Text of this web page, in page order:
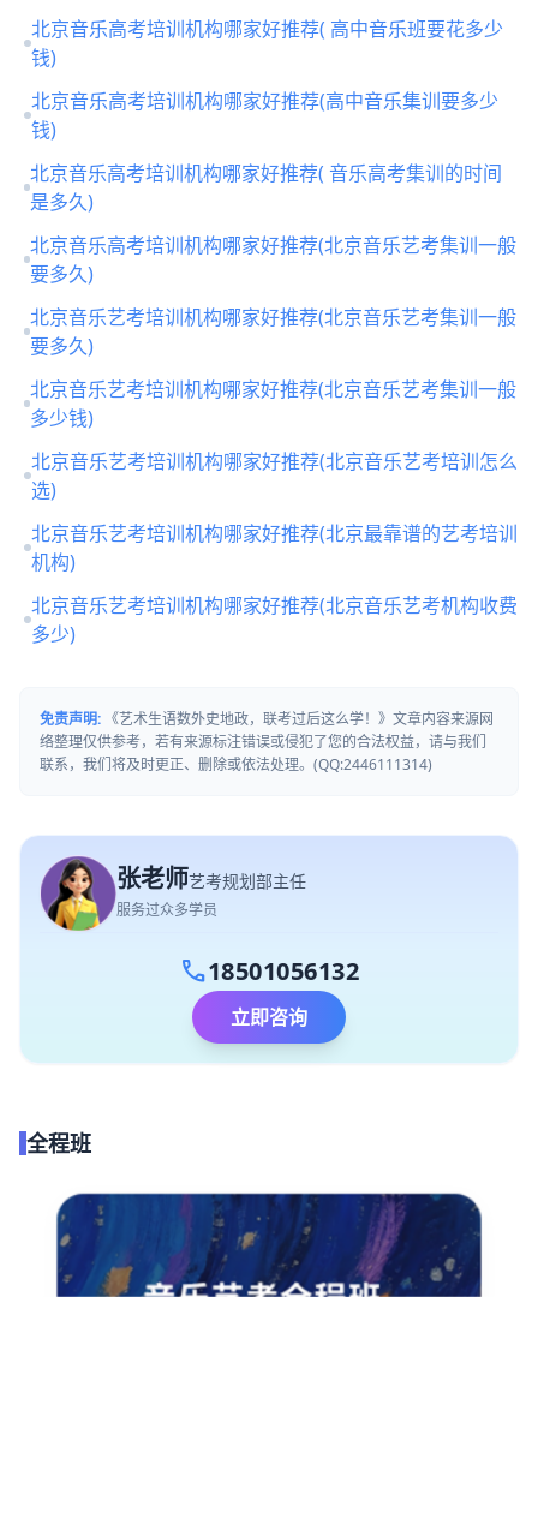
北京音乐高考培训机构哪家好推荐( 高中音乐班要花多少
钱)
北京音乐高考培训机构哪家好推荐(高中音乐集训要多少
钱)
北京音乐高考培训机构哪家好推荐( 音乐高考集训的时间
是多久)
北京音乐高考培训机构哪家好推荐(北京音乐艺考集训一般
要多久)
北京音乐艺考培训机构哪家好推荐(北京音乐艺考集训一般
要多久)
北京音乐艺考培训机构哪家好推荐(北京音乐艺考集训一般
多少钱)
北京音乐艺考培训机构哪家好推荐(北京音乐艺考培训怎么
选)
北京音乐艺考培训机构哪家好推荐(北京最靠谱的艺考培训
机构)
北京音乐艺考培训机构哪家好推荐(北京音乐艺考机构收费
多少)
免责声明: 《艺术生语数外史地政，联考过后这么学！》文章内容来源网
络整理仅供参考，若有来源标注错误或侵犯了您的合法权益，请与我们
联系，我们将及时更正、删除或依法处理。(QQ:2446111314)
张老师艺考规划部主任
服务过众多学员
call18501056132
立即咨询
全程班